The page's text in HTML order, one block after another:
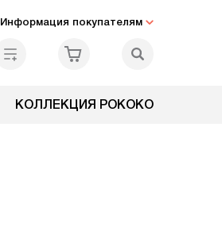
Информация покупателям
КОЛЛЕКЦИЯ РОКОКО